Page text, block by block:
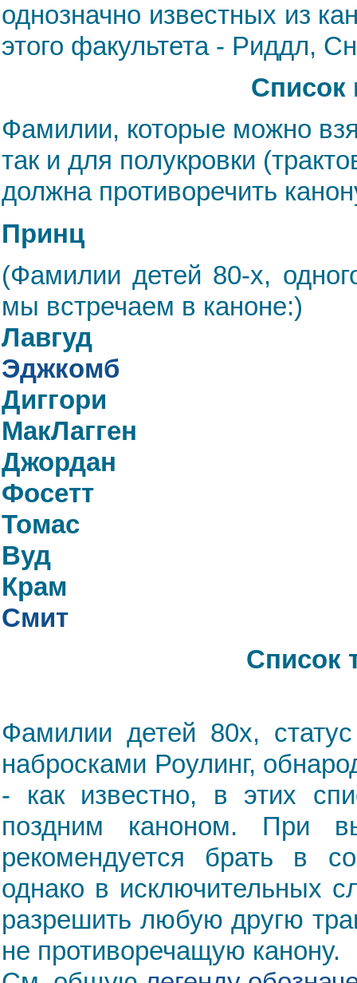
однозначно известных из
этого факультета - Риддл,
Список
Фамилии, которые можно
так и для полукровки
должна противоречить
Принц
(Фамилии детей 80-х,
мы встречаем в каноне:)
Лавгуд
Эджкомб
Диггори
МакЛагген
Джордан
Фосетт
Томас
Вуд
Крам
Смит
Список
Фамилии детей 80х,
набросками Роулинг,
- как известно, в этих
поздним каноном. При
рекомендуется брать в
однако в исключительных
разрешить любую другю
не противоречащую канону.